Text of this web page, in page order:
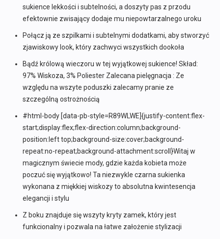
sukience lekkości i subtelności, a doszyty pas z przodu
efektownie zwisający dodaje mu niepowtarzalnego uroku
Połącz ją ze szpilkami i subtelnymi dodatkami, aby stworzyć
zjawiskowy look, który zachwyci wszystkich dookoła
Bądź królową wieczoru w tej wyjątkowej sukience! Skład:
97% Wiskoza, 3% Poliester Zalecana pielęgnacja : Ze
względu na wszyte poduszki zalecamy pranie ze
szczególną ostrożnością
#html-body [data-pb-style=R89WLWE]{justify-content:flex-
start;display:flex;flex-direction:column;background-
position:left top;background-size:cover;background-
repeat:no-repeat;background-attachment:scroll}Witaj w
magicznym świecie mody, gdzie każda kobieta może
poczuć się wyjątkowo! Ta niezwykle czarna sukienka
wykonana z miękkiej wiskozy to absolutna kwintesencja
elegancji i stylu
Z boku znajduje się wszyty kryty zamek, który jest
funkcionalny i pozwala na łatwe założenie stylizacji